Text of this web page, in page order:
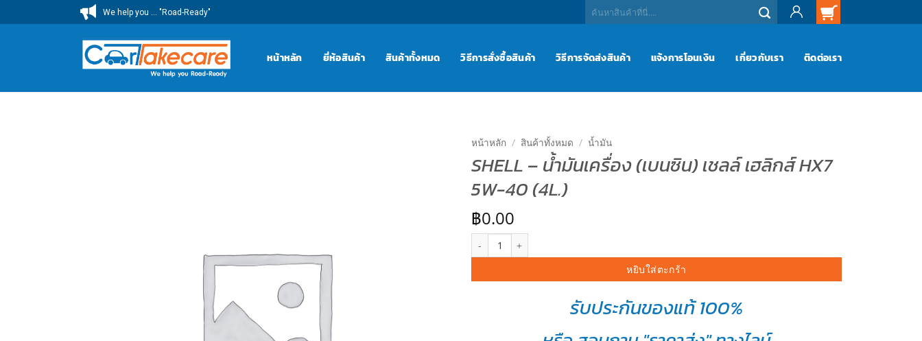
ไป
We help you ... "Road-Ready" ค้นหา:
หน้าหลัก ยี่ห้อสินค้า สินค้าทั้งหมด วิธีการสั่งซื้อสินค้า วิธีการจัดส่งสินค้า แจ้งการโอนเงิน เกี่ยวกับเรา ติดต่อเรา
หน้าหลัก / สินค้าทั้งหมด / น้ำมัน
SHELL – น้ำมันเครื่อง (เบนซิน) เชลล์ เฮลิกส์ HX7
5W-40 (4L.)
฿0.00
จำนวน SHELL – น้ำมันเครื่อง (เบนซิน) เชลล์ เฮลิกส์ HX7 5W-40 (4L.) ชิ้น
หยิบใส่ตะกร้า
รับประกันของแท้ 100%